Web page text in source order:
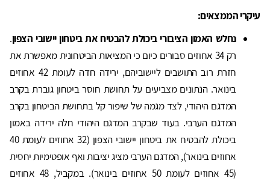
עיקרי הממצאים:
נחלש האמון הציבורי ביכולת להבטיח את ביטחון יישובי הצפון.
רק 34 אחוזים סבורים כיום כי המציאות הביטחונית מאפשרת את
חזרת רוב התושבים ליישוביהם, ירידה חדה לעומת 42 אחוזים
בינואר. הנתונים מצביעים על תחושת חוסר ביטחון גוברת בקרב
המדגם היהודי, לצד מגמה של שיפור קל בתחושת הביטחון בקרב
המדגם הערבי. בעוד שבקרב המדגם היהודי חלה ירידה באמון
ביכולת להבטיח את ביטחון יישובי הצפון (32 אחוזים לעומת 40
אחוזים בינואר), המדגם הערבי מציג יציבות ואף אופטימיות יחסית
(45 אחוזים לעומת 50 אחוזים בינואר). במקביל, 48 אחוזים